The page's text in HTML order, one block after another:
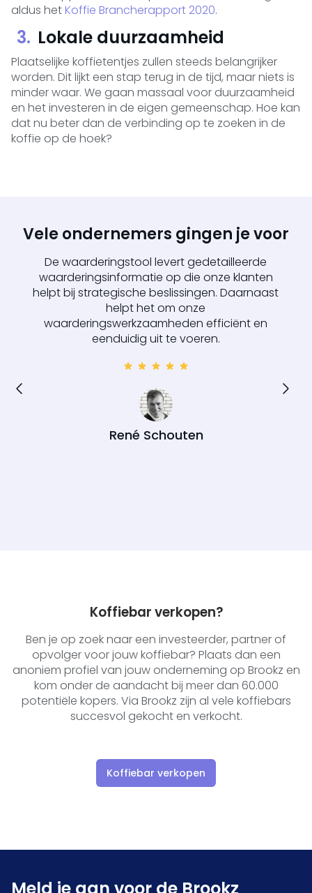
aldus het Koffie Brancherapport 2020.
Lokale duurzaamheid
Plaatselijke koffietentjes zullen steeds belangrijker
worden. Dit lijkt een stap terug in de tijd, maar niets is
minder waar. We gaan massaal voor duurzaamheid
en het investeren in de eigen gemeenschap. Hoe kan
dat nu beter dan de verbinding op te zoeken in de
koffie op de hoek?
Vele ondernemers gingen je voor
De waarderingstool levert gedetailleerde
waarderingsinformatie op die onze klanten
helpt bij strategische beslissingen. Daarnaast
helpt het om onze
waarderingswerkzaamheden efficiënt en
eenduidig uit te voeren.
René Schouten
Koffiebar verkopen?
Ben je op zoek naar een investeerder, partner of
opvolger voor jouw koffiebar? Plaats dan een
anoniem profiel van jouw onderneming op Brookz en
kom onder de aandacht bij meer dan 60.000
potentiële kopers. Via Brookz zijn al vele koffiebars
succesvol gekocht en verkocht.
Koffiebar verkopen